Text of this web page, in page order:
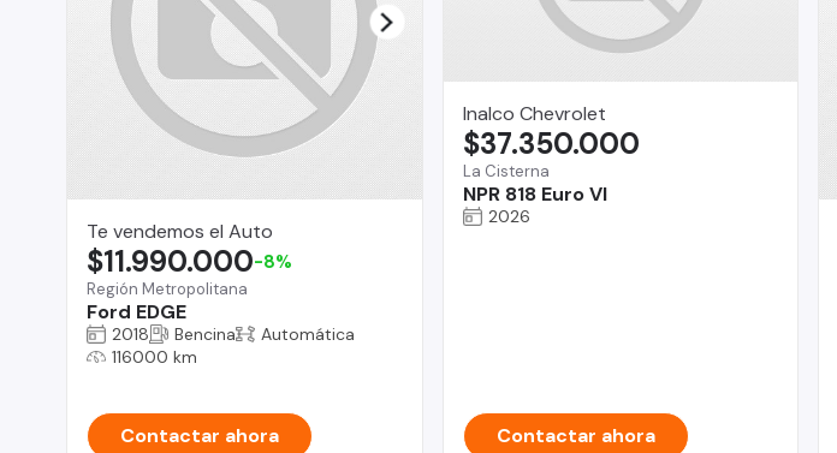
Te vendemos el Auto
Región Metropolitana
Ford EDGE
$11.990.000-8%
2018 Bencina
Automática
116000 km
Contactar ahora
Inalco Chevrolet
La Cisterna
NPR 818 Euro VI
$37.350.000
2026
Contactar ahora